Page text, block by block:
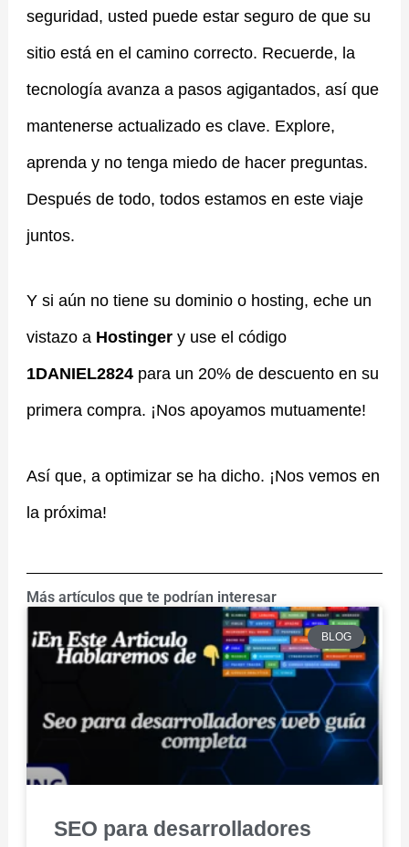
seguridad, usted puede estar seguro de que su
sitio está en el camino correcto. Recuerde, la
tecnología avanza a pasos agigantados, así que
mantenerse actualizado es clave. Explore,
aprenda y no tenga miedo de hacer preguntas.
Después de todo, todos estamos en este viaje
juntos.
Y si aún no tiene su dominio o hosting, eche un
vistazo a Hostingery use el código
1DANIEL2824para un 20% de descuento en su
primera compra. ¡Nos apoyamos mutuamente!
Así que, a optimizar se ha dicho. ¡Nos vemos en
la próxima!
Más artículos que te podrían interesar
BLOG
SEO para desarrolladores